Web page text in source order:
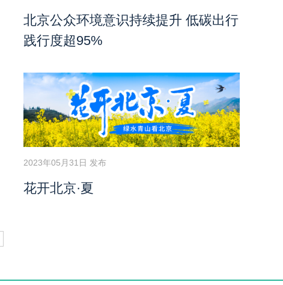
北京公众环境意识持续提升 低碳出行
践行度超95%
2023年05月31日 发布
花开北京·夏